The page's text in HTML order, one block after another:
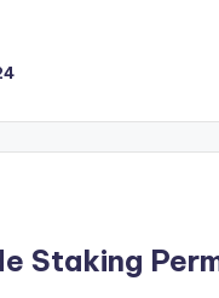
Staking